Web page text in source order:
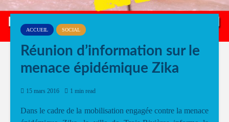
ACCUEIL SOCIAL
Réunion d’information sur le
menace épidémique Zika
15 mars 2016 1 min read
Dans le cadre de la mobilisation engagée contre la menace